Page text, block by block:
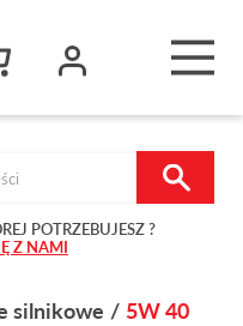
POTRZEBUJESZ ?
Z NAMI
silnikowe 5W 40